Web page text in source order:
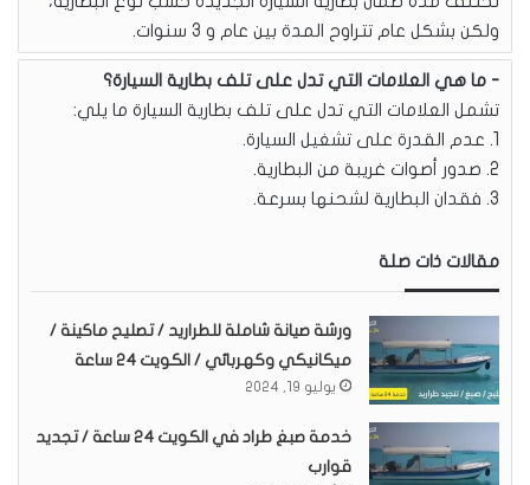
ولكن بشكل عام تتراوح المدة بين عام و 3 سنوات.
ما هي العلامات التي تدل على تلف بطارية السيارة؟
تشمل العلامات التي تدل على تلف بطارية السيارة ما يلي:
1. عدم القدرة على تشغيل السيارة.
2. صدور أصوات غريبة من البطارية.
3. فقدان البطارية لشحنها بسرعة.
مقالات ذات صلة
ورشة صيانة شاملة للطراريد / تصليح ماكينة /
ميكانيكي وكهربائي / الكويت 24 ساعة
يوليو 19, 2024
خدمة صبغ طراد في الكويت 24 ساعة / تجديد
قوارب